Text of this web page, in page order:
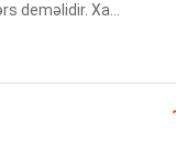
deməlidir. Xahi
canl...